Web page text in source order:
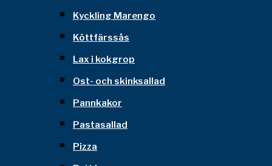
Kyckling Marengo
Köttfärssås
Lax i kokgrop
Ost- och skinksallad
Pannkakor
Pastasallad
Pizza